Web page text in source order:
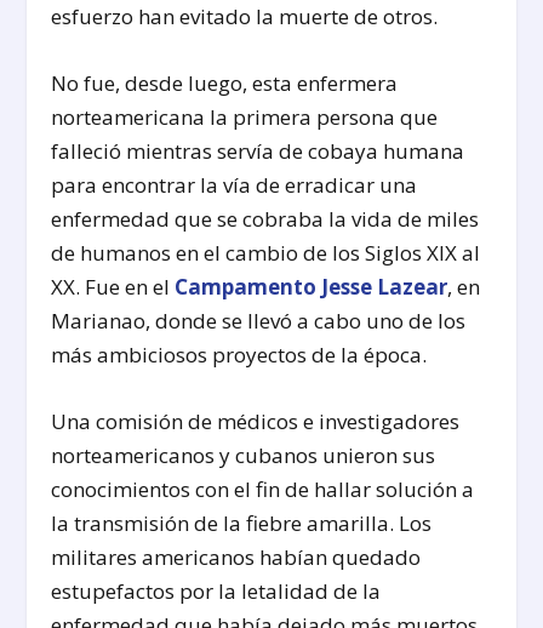
esfuerzo han evitado la muerte de otros.
No fue, desde luego, esta enfermera
norteamericana la primera persona que
falleció mientras servía de cobaya humana
para encontrar la vía de erradicar una
enfermedad que se cobraba la vida de miles
de humanos en el cambio de los Siglos XIX al
XX. Fue en el Campamento Jesse Lazear, en
Marianao, donde se llevó a cabo uno de los
más ambiciosos proyectos de la época.
Una comisión de médicos e investigadores
norteamericanos y cubanos unieron sus
conocimientos con el fin de hallar solución a
la transmisión de la fiebre amarilla. Los
militares americanos habían quedado
estupefactos por la letalidad de la